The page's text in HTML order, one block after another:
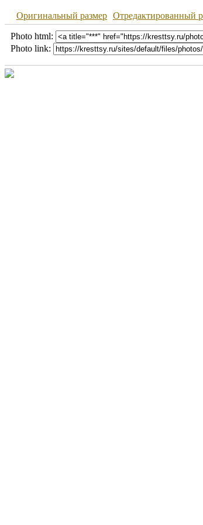
Оригинальный размер Отредактированный
Photo html:
Photo link: